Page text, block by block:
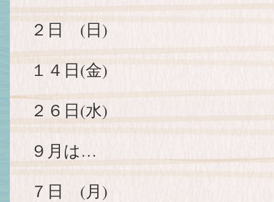
２日 (日)
１４日(金)
２６日(水)
９月は…
７日 (月)